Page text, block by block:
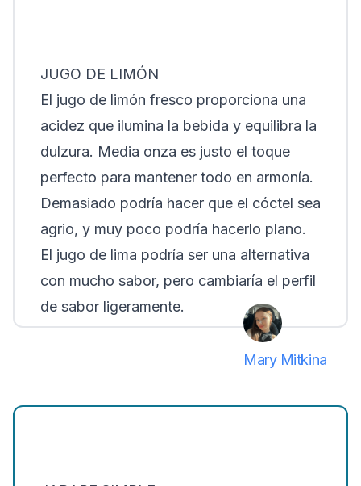
JUGO DE LIMÓN
El jugo de limón fresco proporciona una
acidez que ilumina la bebida y equilibra la
dulzura. Media onza es justo el toque
perfecto para mantener todo en armonía.
Demasiado podría hacer que el cóctel sea
agrio, y muy poco podría hacerlo plano.
El jugo de lima podría ser una alternativa
con mucho sabor, pero cambiaría el perfil
de sabor ligeramente.
Mary Mitkina